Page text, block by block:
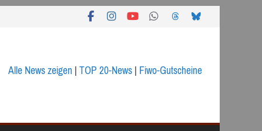
Alle News zeigen|TOP 20-News|Fiwo-Gutscheine